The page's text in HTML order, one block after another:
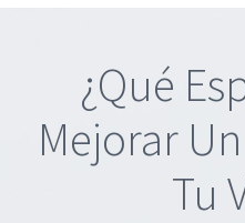
¿Qué
Mejorar
Tu